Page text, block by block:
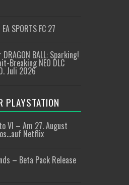
SPORTS FC 27
BALL: Sparking!
Breaking NEO DLC
Juli 2026
PLAYSTATION
VI – Am 27. August
Netflix
– Beta Pack Release